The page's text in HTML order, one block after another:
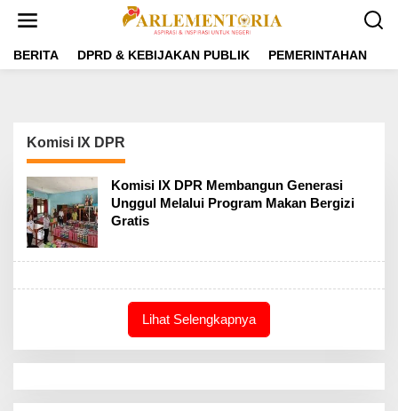
t
BERITA DPRD & KEBIJAKAN PUBLIK PEMERINTAHAN
Komisi IX DPR
Komisi IX DPR Membangun Generasi
Unggul Melalui Program Makan Bergizi
Gratis
Lihat Selengkapnya